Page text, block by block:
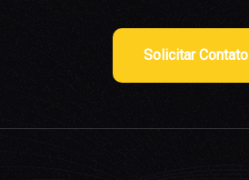
Solicitar Contato